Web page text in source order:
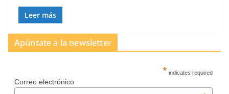
Leer más
Apúntate a la newsletter
* indicates required
Correo electrónico